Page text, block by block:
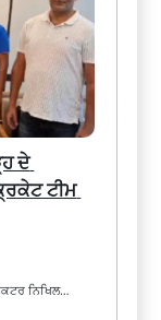
ਦੇ
ਟੀਮ
ਨਿਖਿਲ…